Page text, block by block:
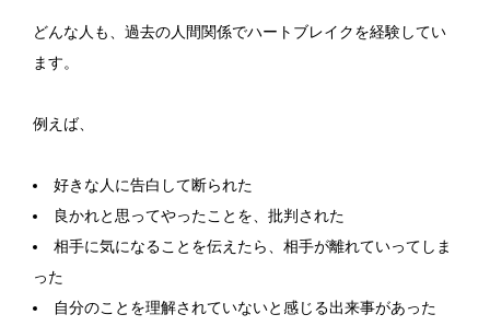
どんな人も、過去の人間関係でハートブレイクを経験してい
ます。
例えば、
好きな人に告白して断られた
良かれと思ってやったことを、批判された
相手に気になることを伝えたら、相手が離れていってしま
った
自分のことを理解されていないと感じる出来事があった